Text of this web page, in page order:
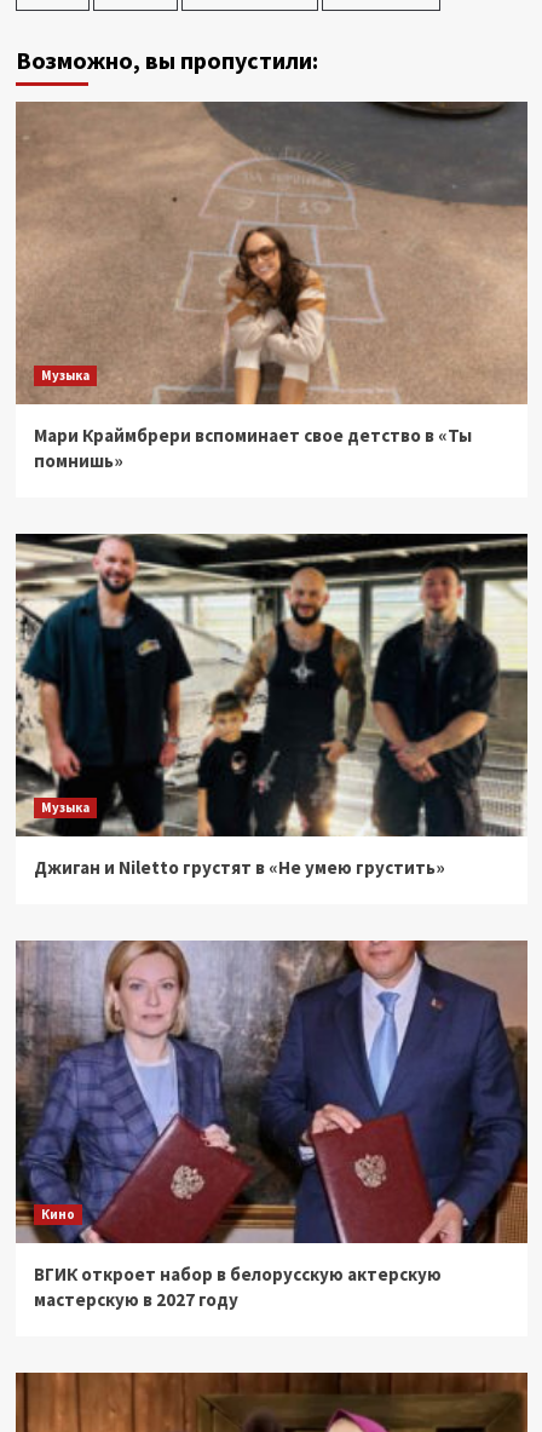
Возможно, вы пропустили:
Музыка
Мари Краймбрери вспоминает свое детство в «Ты
помнишь»
Музыка
Джиган и Niletto грустят в «Не умею грустить»
Кино
ВГИК откроет набор в белорусскую актерскую
мастерскую в 2027 году